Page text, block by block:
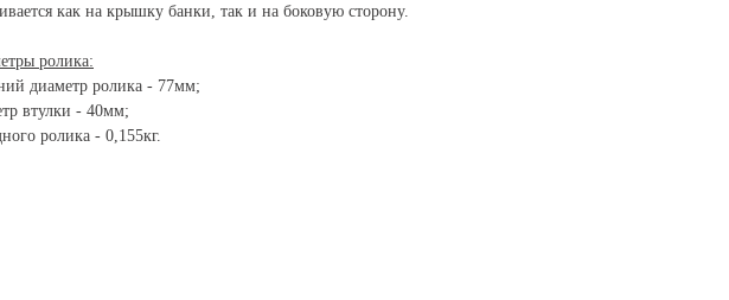
как на крышку банки, так и на боковую сторону.
ролика:
диаметр ролика - 77мм;
втулки - 40мм;
ролика - 0,155кг.